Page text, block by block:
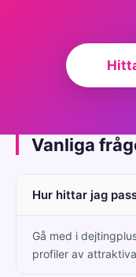
Vanliga
Hur hittar jag
Gå med i
profiler av